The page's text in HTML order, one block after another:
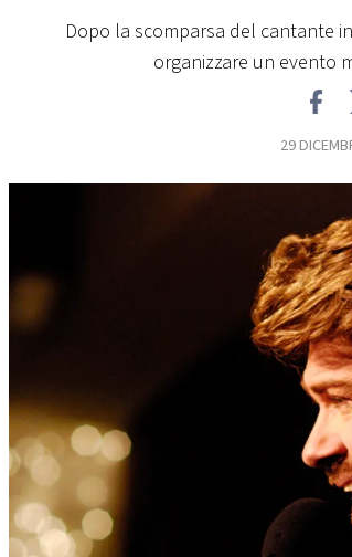
CONCORSI
VIDEO
TV
PRINCIPATO
Dopo la scomparsa del cantante
organizzare un evento
29